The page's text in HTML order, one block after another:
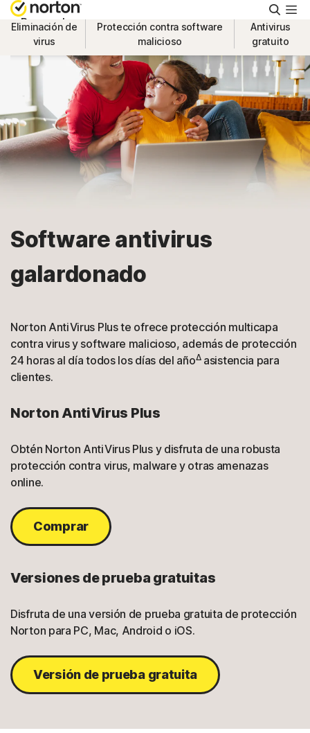
Personal
Small Business
Asistencia
Prueba gratis
Iniciar sesión
Eliminación de
virus
Protección contra software
malicioso
Antivirus
gratuito
Software antivirus
galardonado
Norton AntiVirus Plus te ofrece protección multicapa
contra virus y software malicioso, además de protección
24 horas al día todos los días del añoΔasistencia para
clientes.
Norton AntiVirus Plus
Obtén Norton AntiVirus Plus y disfruta de una robusta
protección contra virus, malware y otras amenazas
online.
Comprar
Versiones de prueba gratuitas
Disfruta de una versión de prueba gratuita de protección
Norton para PC, Mac, Android o iOS.
Versión de prueba gratuita